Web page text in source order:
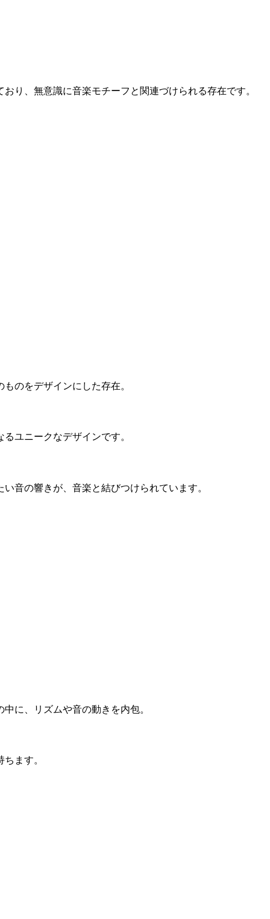
り、無意識に音楽モチーフと関連づけられる存在です。
のをデザインにした存在。
ユニークなデザインです。
音の響きが、音楽と結びつけられています。
に、リズムや音の動きを内包。
ます。